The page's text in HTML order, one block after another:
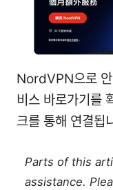
NordVPN으로 안
비스 바로가기를
크를 통해 연결됩
Parts of this
assistance.